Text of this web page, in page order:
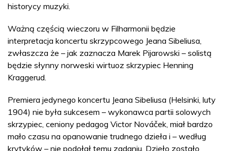
historycy muzyki.
Ważną częścią wieczoru w Filharmonii będzie
interpretacja koncertu skrzypcowego Jeana Sibeliusa,
zwłaszcza że – jak zaznacza Marek Pijarowski – solistą
będzie słynny norweski wirtuoz skrzypiec Henning
Kraggerud.
Premiera jedynego koncertu Jeana Sibeliusa (Helsinki, luty
1904) nie była sukcesem – wykonawca partii solowych
skrzypiec, ceniony pedagog Victor Nováček, miał bardzo
mało czasu na opanowanie trudnego dzieła i – według
krytyków – nie podołał temu zadaniu. Dzieło zostało